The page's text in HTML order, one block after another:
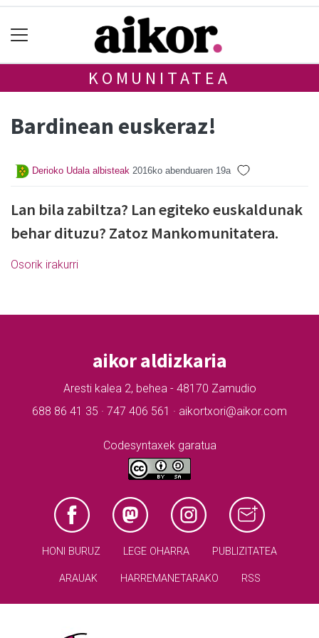
KOMUNITATEA
Bardinean euskeraz!
Derioko Udala albisteak 2016ko abenduaren 19a
Lan bila zabiltza? Lan egiteko euskaldunak
behar dituzu? Zatoz Mankomunitatera.
Osorik irakurri
aikor aldizkaria
Aresti kalea 2, behea - 48170 Zamudio
688 86 41 35 · 747 406 561 · aikortxori@aikor.com
Codesyntaxek garatua
HONI BURUZ LEGE OHARRA PUBLIZITATEA
ARAUAK HARREMANETARAKO RSS